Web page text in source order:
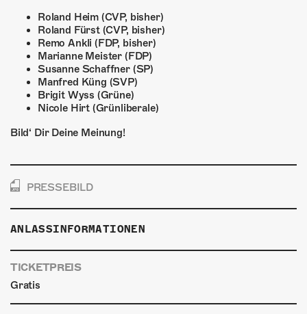
Roland Heim (CVP, bisher)
Roland Fürst (CVP, bisher)
Remo Ankli (FDP, bisher)
Marianne Meister (FDP)
Susanne Schaffner (SP)
Manfred Küng (SVP)
Brigit Wyss (Grüne)
Nicole Hirt (Grünliberale)
Bild‘ Dir Deine Meinung!
PRESSEBILD
ANLASSINFORMATIONEN
TICKETPREIS
Gratis